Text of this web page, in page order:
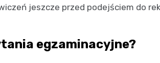
jeszcze przed podejściem do
egzaminacyjne?